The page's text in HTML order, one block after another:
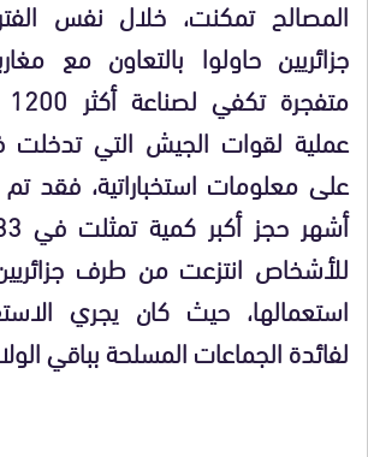
المصالح تمكنت، خلال نفس
جزائريين حاولوا بالتعاون مع
عملية لقوات الجيش التي تدخلت
على معلومات استخباراتية، فقد
للأشخاص انتزعت من طرف
استعمالها، حيث كان يجري
لفائدة الجماعات المسلحة بباقي